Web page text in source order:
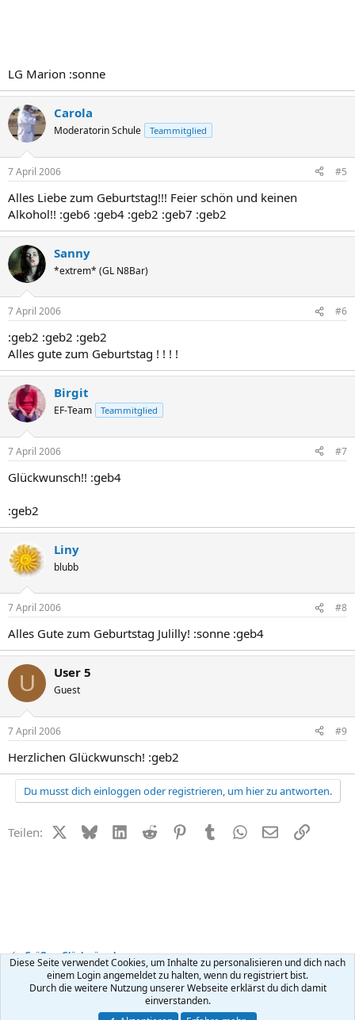
LG Marion :sonne
Carola
Moderatorin Schule Teammitglied
7 April 2006 #5
Alles Liebe zum Geburtstag!!! Feier schön und keinen
Alkohol!! :geb6 :geb4 :geb2 :geb7 :geb2
Sanny
*extrem* (GL N8Bar)
7 April 2006 #6
:geb2 :geb2 :geb2
Alles gute zum Geburtstag ! ! ! !
Birgit
EF-Team Teammitglied
7 April 2006 #7
Glückwunsch!! :geb4
:geb2
Liny
blubb
7 April 2006 #8
Alles Gute zum Geburtstag Julilly! :sonne :geb4
U User 5
Guest
7 April 2006 #9
Herzlichen Glückwunsch! :geb2
Du musst dich einloggen oder registrieren, um hier zu antworten.
Teilen: X (Twitter)
BlueskyLinkedIn
Reddit PinterestTumblr WhatsApp
E-MailLink
Grüße + Glückwünsche
Kontakt Nutzungsbedingungen Datenschutz Hilfe
R
®
Diese Seite verwendet Cookies, um Inhalte zu personalisieren und dich nach
einem Login angemeldet zu halten, wenn du registriert bist.
Durch die weitere Nutzung unserer Webseite erklärst du dich damit
einverstanden.